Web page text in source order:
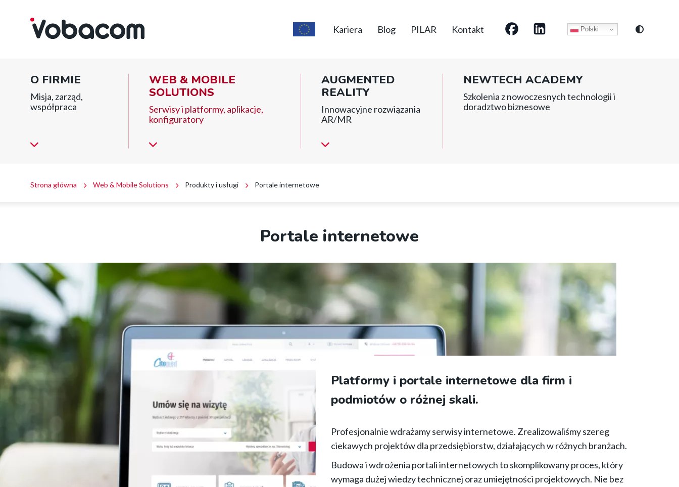
Portale
internetowe
VOBACOM
rozwiązania
firm
Przejdź
menu
Przejdź
treści
Przejdź
stopki
short
Kariera Blog PILAR Kontakt
Social
Polski
menu
block
O FIRMIE
Misja, zarząd,
współpraca
WEB & MOBILE
SOLUTIONS
Serwisy i platformy, aplikacje,
konfiguratory
AUGMENTED
REALITY
Innowacyjne rozwiązania
AR/MR
NEWTECH ACADEMY
Szkolenia z nowoczesnych technologii i
doradztwo biznesowe
Ścieżka
Strona główna Web & Mobile Solutions Produkty i usługi Portale internetowe
Portale internetowe
Platformy i portale internetowe dla firm i
podmiotów o różnej skali.
Profesjonalnie wdrażamy serwisy internetowe. Zrealizowaliśmy szereg
ciekawych projektów dla przedsiębiorstw, działających w różnych branżach.
Budowa i wdrożenia portali internetowych to skomplikowany proces, który
wymaga dużej wiedzy technicznej oraz umiejętności projektowych. Nie bez